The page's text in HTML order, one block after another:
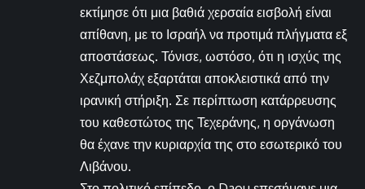
εκτίμησε ότι μια βαθιά χερσαία εισβολή είναι
απίθανη, με το Ισραήλ να προτιμά πλήγματα εξ
αποστάσεως. Τόνισε, ωστόσο, ότι η ισχύς της
Χεζμπολάχ εξαρτάται αποκλειστικά από την
ιρανική στήριξη. Σε περίπτωση κατάρρευσης
του καθεστώτος της Τεχεράνης, η οργάνωση
θα έχανε την κυριαρχία της στο εσωτερικό του
Λιβάνου.